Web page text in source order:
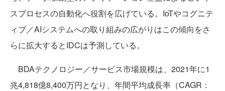
スプロセスの自動化へ役割を広げている。IoTやコグニテ
ィブ／AIシステムへの取り組みの広がりはこの傾向をさ
らに拡大するとIDCは予測している。
BDAテクノロジー／サービス市場規模は、2021年に1
兆4,818億8,400万円となり、年間平均成長率（CAGR：